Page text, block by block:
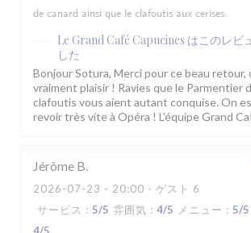
de canard ainsi que le clafoutis aux cerises.
Le Grand Café Capucines はこのレビ
した
Bonjour Sotura, Merci pour ce beau retour,
vraiment plaisir ! Ravies que le Parmentier
clafoutis vous aient autant conquise. On
revoir très vite à Opéra ! L'équipe Grand
Jérôme B
2026-07-23 - 20:00 - ゲスト 6
サービス : 5/5 雰囲気 : 4/5 メニュー : 5/5